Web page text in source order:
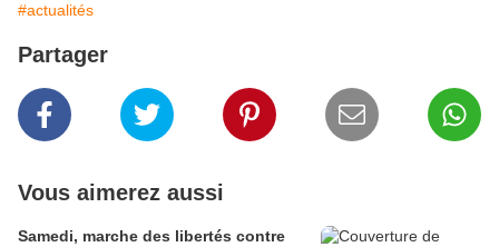
#actualités
Partager
Vous aimerez aussi
Samedi, marche des libertés contre